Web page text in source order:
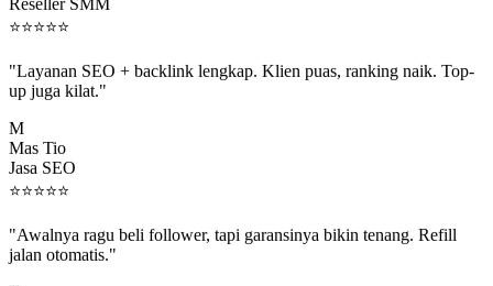
⭐⭐⭐⭐⭐
up juga kilat."
Mas Tio
Jasa SEO
⭐⭐⭐⭐⭐
jalan otomatis."